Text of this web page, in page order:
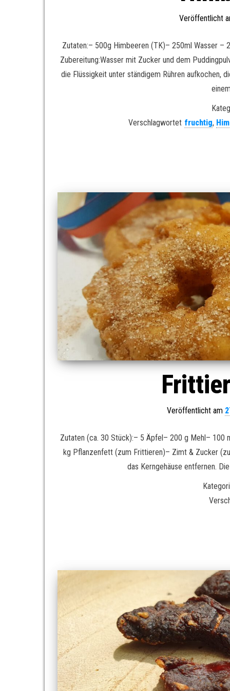
Veröffentlicht
Zutaten:– 500g Himbeeren (TK)– 250ml Wasser –
Zubereitung:Wasser mit Zucker und dem
die Flüssigkeit unter ständigem Rühren aufkochen,
Verschlagwortet fruchtig,
Veröffentlicht am
Zutaten (ca. 30 Stück):– 5 Äpfel– 200 g Mehl–
kg Pflanzenfett (zum Frittieren)– Zimt & Zucker
das Kerngehäuse entfernen.